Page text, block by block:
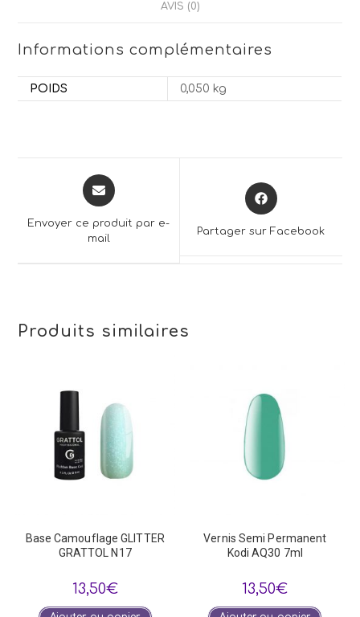
AVIS (0)
Informations complémentaires
POIDS 0,050 kg
Opens
in
new
Envoyer ce produit par e-
mail
Opens
in
Partager sur Facebook
Produits similaires
Base Camouflage GLITTER
GRATTOL N17
13,50€
Vernis Semi Permanent
Kodi AQ30 7ml
13,50€